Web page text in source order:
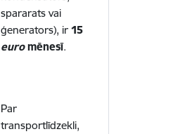
spararats vai
ģenerators), ir 15
euro mēnesī.
Par
transportlīdzekli,